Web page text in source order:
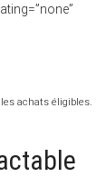
achats éligibles.